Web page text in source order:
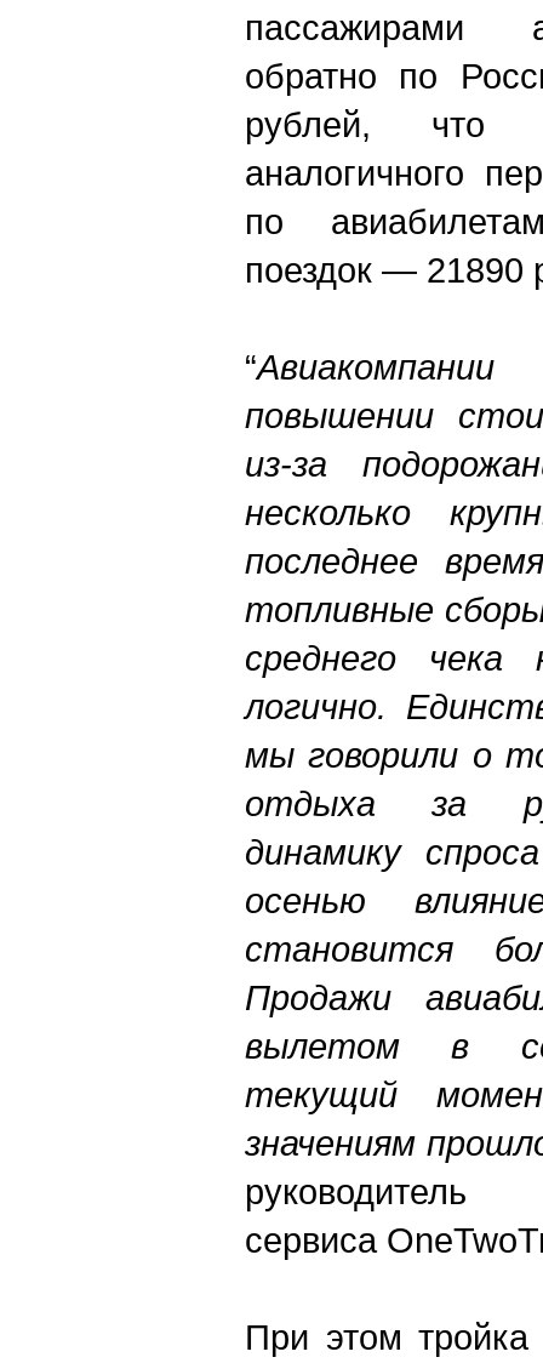
пассажирами
обратно по
рублей, что
аналогичного
по
поездок — 21890
“
повышении
из-за
несколько
последнее
топливные
среднего чека
логично.
мы говорили о
отдыха за
динамику
осенью
становится
Продажи
вылетом в
текущий
значениям
сервиса
При этом